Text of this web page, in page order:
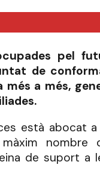
pel
de
a més,
està abocat a
nombre
de suport a